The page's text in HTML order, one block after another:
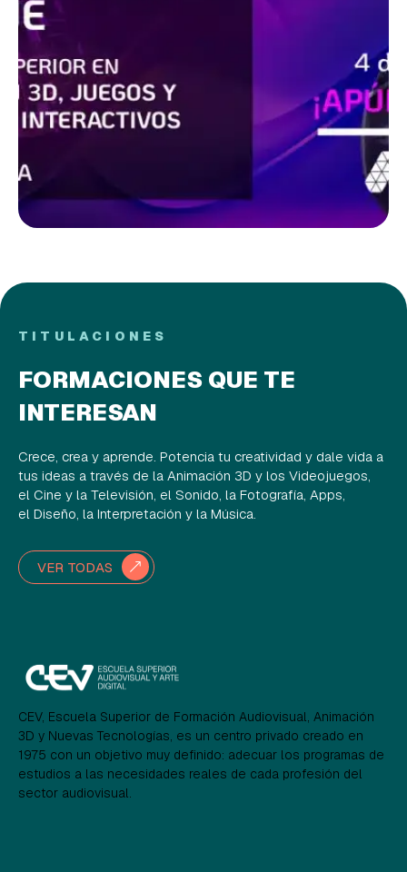
TITULACIONES
FORMACIONES QUE TE
INTERESAN
Crece, crea y aprende. Potencia tu creatividad y dale vida a
tus ideas a través de la Animación 3D y los Videojuegos,
el Cine y la Televisión, el Sonido, la Fotografía, Apps,
el Diseño, la Interpretación y la Música.
VER TODAS
CEV, Escuela Superior de Formación Audiovisual, Animación
3D y Nuevas Tecnologías, es un centro privado creado en
1975 con un objetivo muy definido: adecuar los programas de
estudios a las necesidades reales de cada profesión del
sector audiovisual.